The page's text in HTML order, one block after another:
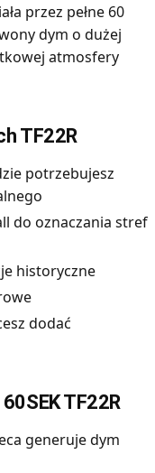
przez pełne 60
dym o dużej
atmosfery
TF22R
potrzebujesz
do oznaczania stref
historyczne
dodać
TF22R
generuje dym